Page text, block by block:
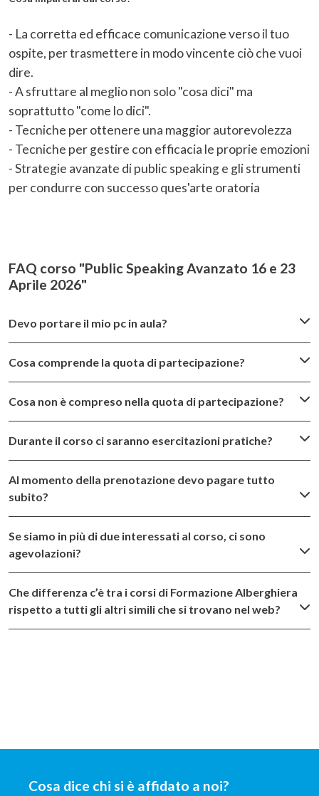
- La corretta ed efficace comunicazione verso il tuo
ospite, per trasmettere in modo vincente ciò che vuoi
dire.
- A sfruttare al meglio non solo "cosa dici" ma
soprattutto "come lo dici".
- Tecniche per ottenere una maggior autorevolezza
- Tecniche per gestire con efficacia le proprie emozioni
- Strategie avanzate di public speaking e gli strumenti
per condurre con successo ques'arte oratoria
FAQ corso "Public Speaking Avanzato 16 e 23
Aprile 2026"
Devo portare il mio pc in aula?
Cosa comprende la quota di partecipazione?
Cosa non è compreso nella quota di partecipazione?
Durante il corso ci saranno esercitazioni pratiche?
Al momento della prenotazione devo pagare tutto
subito?
Se siamo in più di due interessati al corso, ci sono
agevolazioni?
Che differenza c’è tra i corsi di Formazione Alberghiera
rispetto a tutti gli altri simili che si trovano nel web?
Cosa dice chi si è affidato a noi?